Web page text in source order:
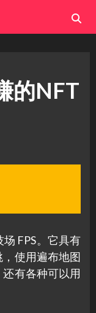
的NFT
FPS。它具有
使用遍布地图
有各种可以用